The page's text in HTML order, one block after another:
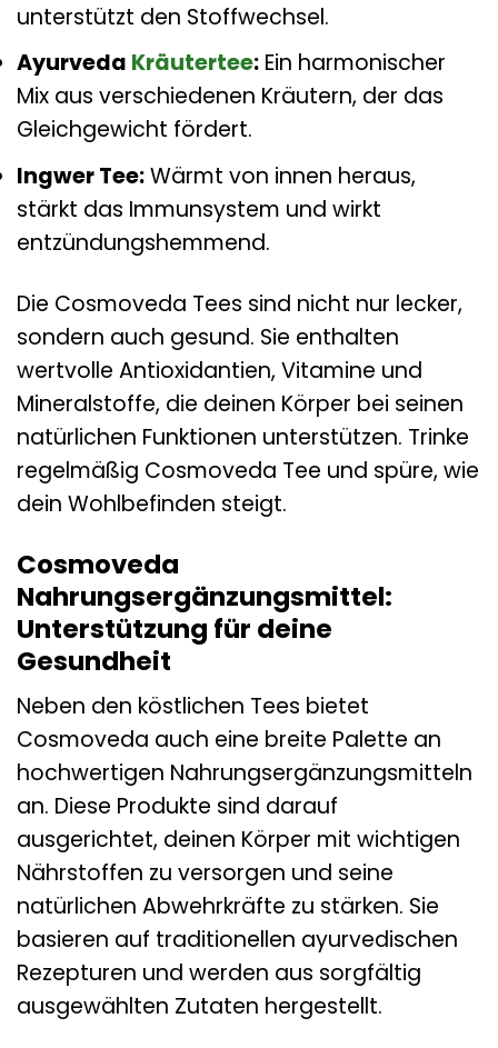
unterstützt den Stoffwechsel.
Ayurveda Kräutertee: Ein harmonischer
Mix aus verschiedenen Kräutern, der das
Gleichgewicht fördert.
Ingwer Tee:Wärmt von innen heraus,
stärkt das Immunsystem und wirkt
entzündungshemmend.
Die Cosmoveda Tees sind nicht nur lecker,
sondern auch gesund. Sie enthalten
wertvolle Antioxidantien, Vitamine und
Mineralstoffe, die deinen Körper bei seinen
natürlichen Funktionen unterstützen. Trinke
regelmäßig Cosmoveda Tee und spüre, wie
dein Wohlbefinden steigt.
Cosmoveda
Nahrungsergänzungsmittel:
Unterstützung für deine
Gesundheit
Neben den köstlichen Tees bietet
Cosmoveda auch eine breite Palette an
hochwertigen Nahrungsergänzungsmitteln
an. Diese Produkte sind darauf
ausgerichtet, deinen Körper mit wichtigen
Nährstoffen zu versorgen und seine
natürlichen Abwehrkräfte zu stärken. Sie
basieren auf traditionellen ayurvedischen
Rezepturen und werden aus sorgfältig
ausgewählten Zutaten hergestellt.